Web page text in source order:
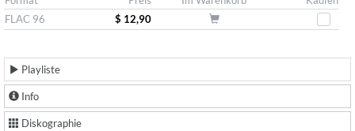
FLAC 96
$ 12,90
Playliste
Info
Diskographie